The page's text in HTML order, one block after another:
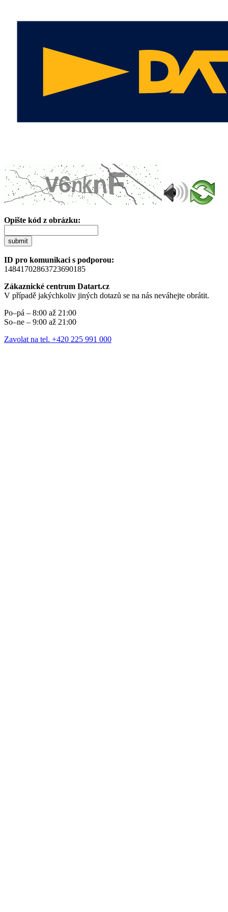
Opište kód z obrázku:
submit
ID pro komunikaci s podporou:
14841702863723690185
Zákaznické centrum Datart.cz
V případě jakýchkoliv jiných dotazů se na nás neváhejte obrátit.
Po–pá – 8:00 až 21:00
So–ne – 9:00 až 21:00
Zavolat na tel. +420 225 991 000